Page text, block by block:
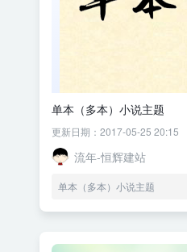
单本（多本）小说主题
更新日期：2017-05-25 20:15
流年-恒辉建站
单本（多本）小说主题